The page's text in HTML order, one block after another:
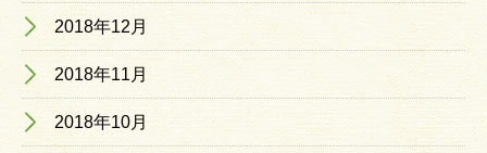
2018年12月
2018年11月
2018年10月